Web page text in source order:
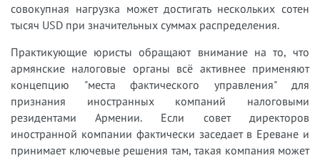
совокупная нагрузка может достигать нескольких сотен
тысяч USD при значительных суммах распределения.
Практикующие юристы обращают внимание на то, что
армянские налоговые органы всё активнее применяют
концепцию "места фактического управления" для
признания иностранных компаний налоговыми
резидентами Армении. Если совет директоров
иностранной компании фактически заседает в Ереване и
принимает ключевые решения там, такая компания может